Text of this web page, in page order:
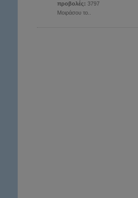
προβολές: 3797
Μοιράσου το..